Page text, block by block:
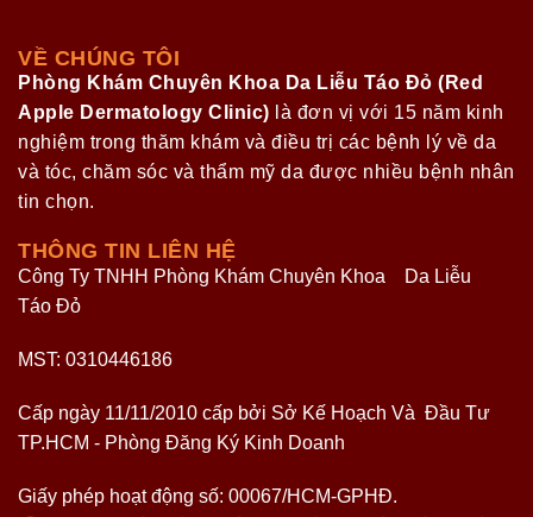
VỀ CHÚNG TÔI
Phòng Khám Chuyên Khoa Da Liễu Táo Đỏ (Red
Apple Dermatology Clinic) là đơn vị với 15 năm kinh
nghiệm trong thăm khám và điều trị các bệnh lý về da
và tóc, chăm sóc và thẩm mỹ da được nhiều bệnh nhân
tin chọn.
THÔNG TIN LIÊN HỆ
Công Ty TNHH Phòng Khám Chuyên Khoa Da Liễu
Táo Đỏ
MST: 0310446186
Cấp ngày 11/11/2010 cấp bởi Sở Kế Hoạch Và Đầu Tư
TP.HCM - Phòng Đăng Ký Kinh Doanh
Giấy phép hoạt động số: 00067/HCM-GPHĐ.